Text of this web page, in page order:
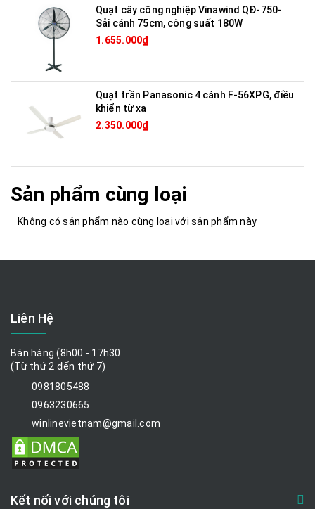
Quạt cây công nghiệp Vinawind QĐ-750-
Sải cánh 75cm, công suất 180W
1.655.000₫
Quạt trần Panasonic 4 cánh F-56XPG, điều
khiển từ xa
2.350.000₫
Sản phẩm cùng loại
Không có sản phẩm nào cùng loại với sản phẩm này
Liên Hệ
Bán hàng (8h00 - 17h30
(Từ thứ 2 đến thứ 7)
0981805488
0963230665
winlinevietnam@gmail.com
Kết nối với chúng tôi